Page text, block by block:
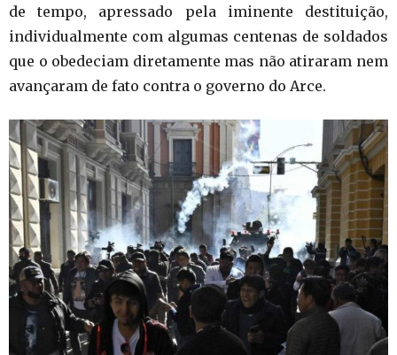
de tempo, apressado pela iminente destituição,
individualmente com algumas centenas de soldados
que o obedeciam diretamente mas não atiraram nem
avançaram de fato contra o governo do Arce.